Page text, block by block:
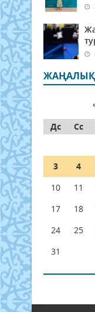
Дс
Сс
3
4
10
11
17
18
24
25
31